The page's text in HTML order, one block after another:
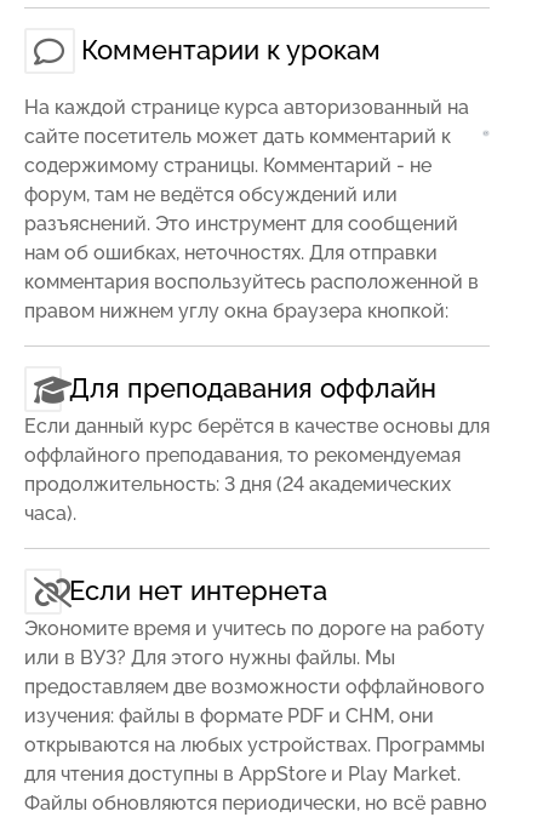
Комментарии к урокам
На каждой странице курса авторизованный на
сайте посетитель может дать комментарий к
содержимому страницы. Комментарий - не
форум, там не ведётся обсуждений или
разъяснений. Это инструмент для сообщений
нам об ошибках, неточностях. Для отправки
комментария воспользуйтесь расположенной в
правом нижнем углу окна браузера кнопкой:
Для преподавания оффлайн
Если данный курс берётся в качестве основы для
оффлайного преподавания, то рекомендуемая
продолжительность: 3 дня (24 академических
часа).
Если нет интернета
Экономите время и учитесь по дороге на работу
или в ВУЗ? Для этого нужны файлы. Мы
предоставляем две возможности оффлайнового
изучения: файлы в формате PDF и CHM, они
открываются на любых устройствах. Программы
для чтения доступны в AppStore и Play Market.
Файлы обновляются периодически, но всё равно